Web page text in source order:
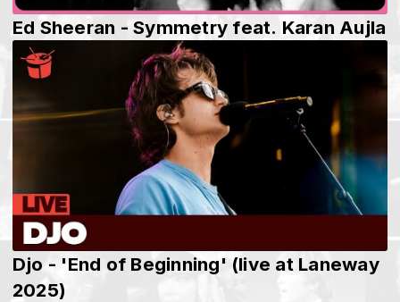
Ed Sheeran - Symmetry feat. Karan Aujla
Djo - 'End of Beginning' (live at Laneway
2025)